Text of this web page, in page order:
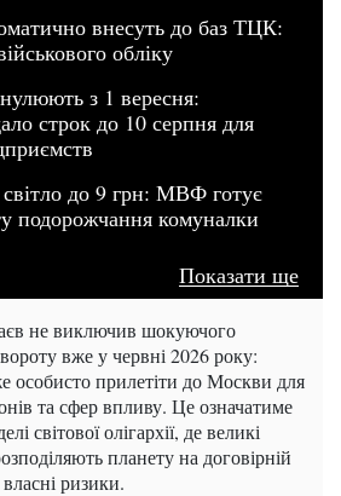
внесуть до баз ТЦК:
обліку
з 1 вересня:
строк до 10 серпня для
до 9 грн: МВФ готує
подорожчання комуналки
Показати ще
не виключив шокуючого
вже у червні 2026 року:
особисто прилетіти до Москви для
та сфер впливу. Це означатиме
світової олігархії, де великі
планету на договірній
ризики.